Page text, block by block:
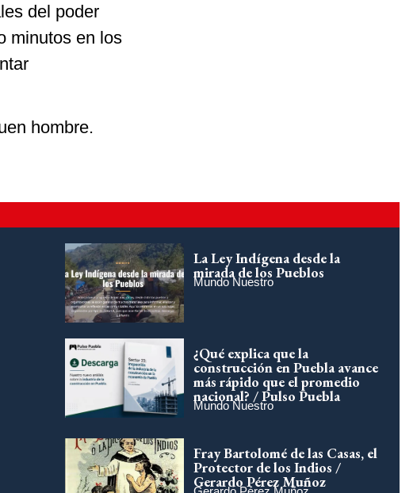
del poder
minutos en los
hombre.
La Ley Indígena desde la
mirada de los Pueblos
Mundo Nuestro
¿Qué explica que la
construcción en Puebla avance
más rápido que el promedio
nacional? / Pulso Puebla
Mundo Nuestro
Fray Bartolomé de las Casas, el
Protector de los Indios /
Gerardo Pérez Muñoz